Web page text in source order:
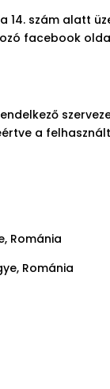
14. szám alatt
facebook
a
Románia
Románia